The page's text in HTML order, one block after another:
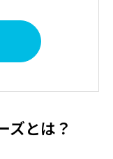
ズとは？